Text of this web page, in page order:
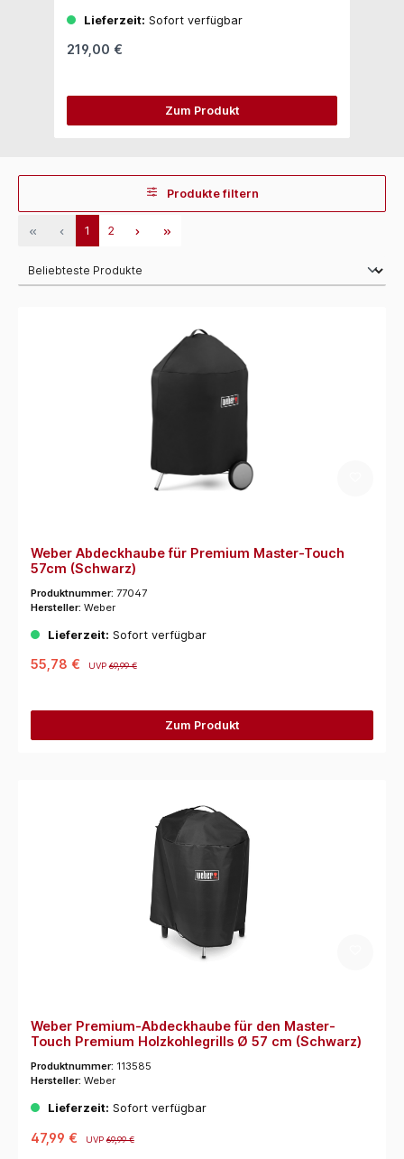
Lieferzeit: Sofort verfügbar
219,00 €
Zum Produkt
Produkte filtern
1 2
Weber Abdeckhaube für Premium Master-Touch
57cm (Schwarz)
Produktnummer: 77047
Hersteller: Weber
Lieferzeit: Sofort verfügbar
55,78 € UVP69,99 €
Zum Produkt
Weber Premium-Abdeckhaube für den Master-
Touch Premium Holzkohlegrills Ø 57 cm (Schwarz)
Produktnummer: 113585
Hersteller: Weber
Lieferzeit: Sofort verfügbar
47,99 € UVP69,99 €